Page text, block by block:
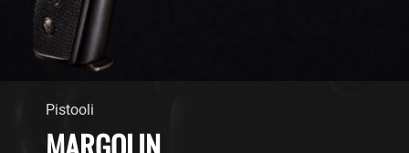
Pistooli